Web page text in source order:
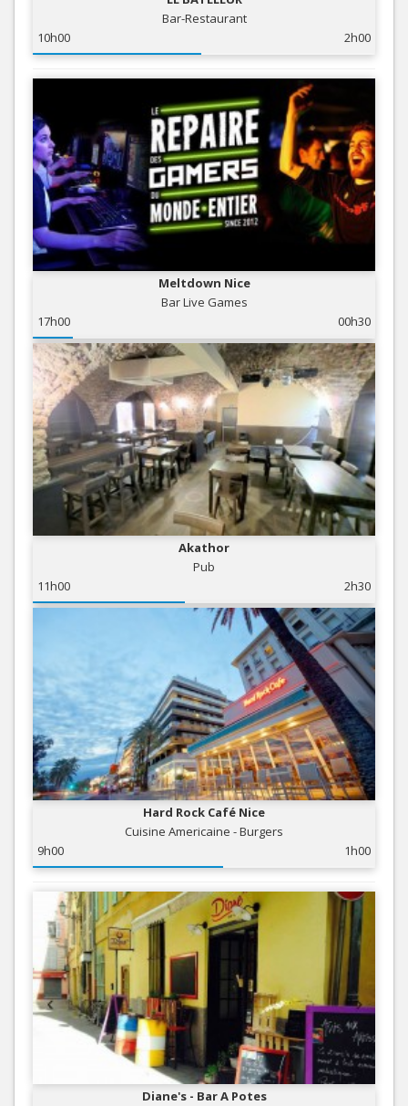
Bar-Restaurant
10h00
2h00
Meltdown Nice
Bar Live Games
17h00
00h30
Akathor
Pub
11h00
2h30
Hard Rock Café Nice
Cuisine Americaine - Burgers
9h00
1h00
Diane's - Bar A Potes